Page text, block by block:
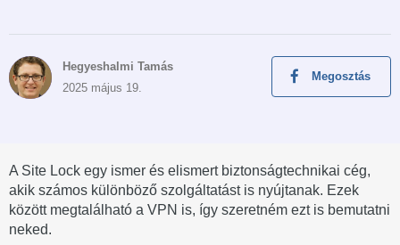
Hegyeshalmi Tamás
2025 május 19.
Megosztás
A Site Lock egy ismer és elismert biztonságtechnikai cég,
akik számos különböző szolgáltatást is nyújtanak. Ezek
között megtalálható a VPN is, így szeretném ezt is bemutatni
neked.